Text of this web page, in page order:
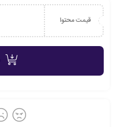
قیمت محتوا